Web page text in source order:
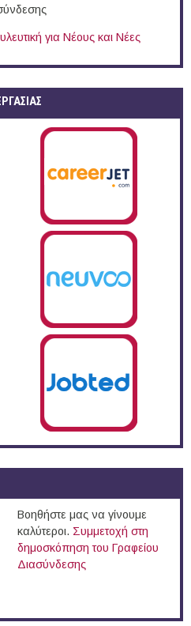
για Νέους και Νέες
Βοηθήστε μας να γίνουμε
καλύτεροι. Συμμετοχή στη
δημοσκόπηση του Γραφείου
Διασύνδεσης